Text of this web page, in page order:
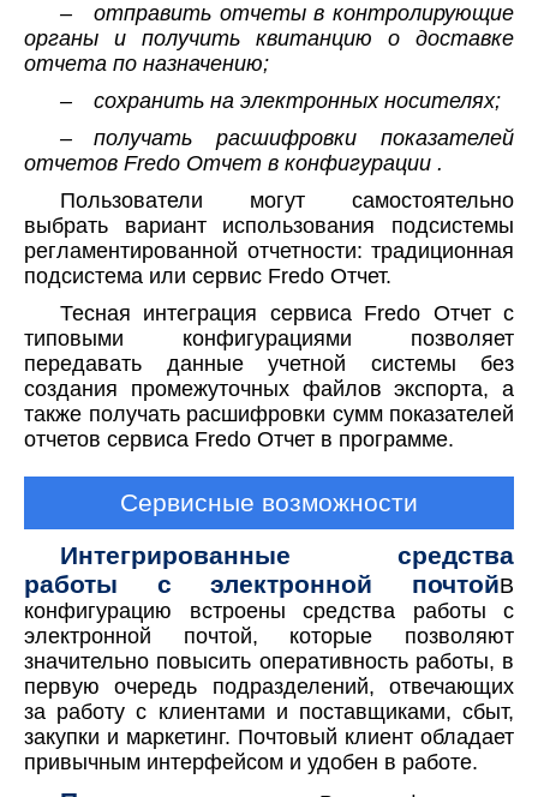
– отправить отчеты в контролирующие
органы и получить квитанцию о доставке
отчета по назначению;
– сохранить на электронных носителях;
– получать расшифровки показателей
отчетов Fredo Отчет в конфигурации .
Пользователи могут самостоятельно
выбрать вариант использования подсистемы
регламентированной отчетности: традиционная
подсистема или сервис Fredo Отчет.
Тесная интеграция сервиса Fredo Отчет с
типовыми конфигурациями позволяет
передавать данные учетной системы без
создания промежуточных файлов экспорта, а
также получать расшифровки сумм показателей
отчетов сервиса Fredo Отчет в программе.
Сервисные возможности
Интегрированные средства
работы с электронной почтойВ
конфигурацию встроены средства работы с
электронной почтой, которые позволяют
значительно повысить оперативность работы, в
первую очередь подразделений, отвечающих
за работу с клиентами и поставщиками, сбыт,
закупки и маркетинг. Почтовый клиент обладает
привычным интерфейсом и удобен в работе.